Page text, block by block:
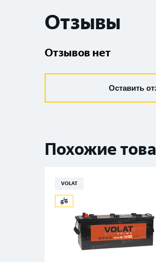
Отзывы
Отзывов нет
Оставить
Похожие
VOLAT